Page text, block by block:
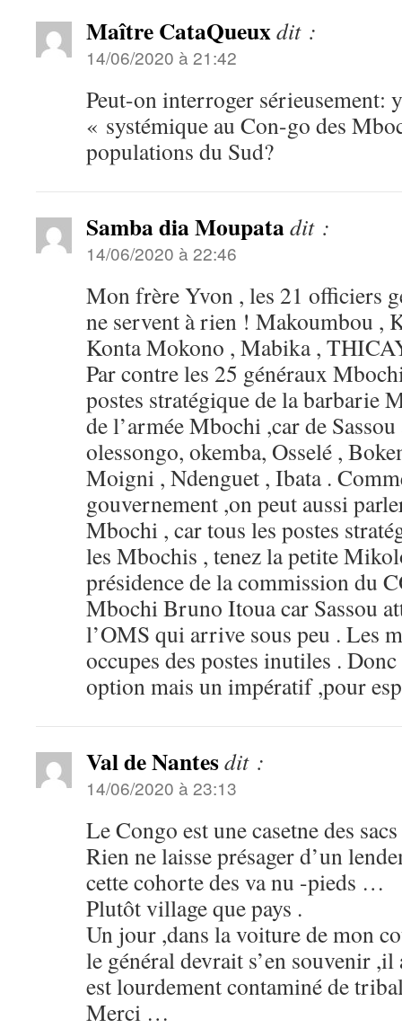
Maître CataQueuxdit :
14/06/2020 à 21:42
Peut-on interroger sérieusement:
« systémique au Con-go des
populations du Sud?
Samba dia Moupatadit :
14/06/2020 à 22:46
Mon frère Yvon , les 21 officiers
ne servent à rien ! Makoumbou ,
Konta Mokono , Mabika ,
Par contre les 25 généraux
postes stratégique de la barbarie
de l’armée Mbochi ,car de
olessongo, okemba, Osselé ,
Moigni , Ndenguet , Ibata .
gouvernement ,on peut aussi
Mbochi , car tous les postes
les Mbochis , tenez la petite
présidence de la commission du
Mbochi Bruno Itoua car Sassou
l’OMS qui arrive sous peu . Les
occupes des postes inutiles .
option mais un impératif ,pour
Val de Nantesdit :
14/06/2020 à 23:13
Le Congo est une casetne des
Rien ne laisse présager d’un
cette cohorte des va nu -pieds …
Plutôt village que pays .
Un jour ,dans la voiture de mon
le général devrait s’en souvenir
est lourdement contaminé de
Merci …